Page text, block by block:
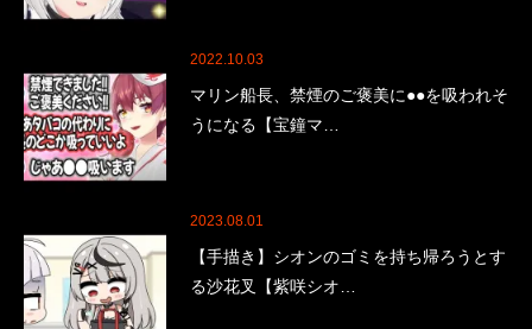
2022.10.03
マリン船長、禁煙のご褒美に●●を吸われそ
うになる【宝鐘マ…
2023.08.01
【手描き】シオンのゴミを持ち帰ろうとす
る沙花叉【紫咲シオ…